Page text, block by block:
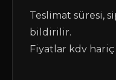
Teslimat süresi,
bildirilir.
Fiyatlar kdv hariç